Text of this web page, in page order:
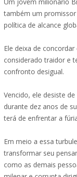
também um
política de alcance
Ele deixa de
considerado traidor e
confronto desigual.
Vencido, ele desiste
durante dez anos de
terá de enfrentar a
Em meio a essa
transformar seu
como as demais